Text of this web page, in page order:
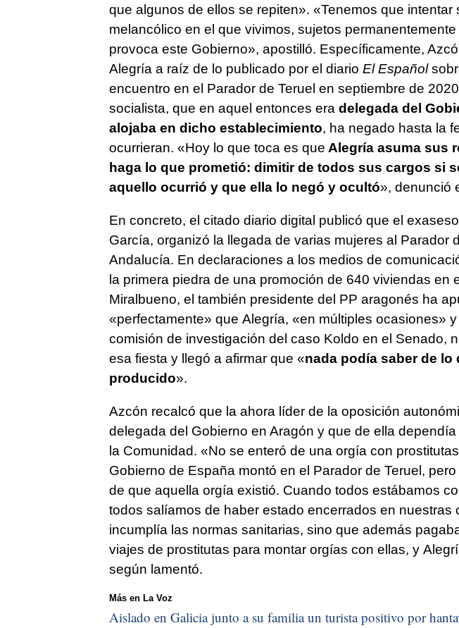
que algunos de ellos se repiten». «Tenemos que intentar
melancólico en el que vivimos, sujetos
provoca este Gobierno», apostilló. Específicamente,
Alegría a raíz de lo publicado por el diario El Español
encuentro en el Parador de Teruel en septiembre de
socialista, que en aquel entonces era delegada del
alojaba en dicho establecimiento, ha negado hasta la
ocurrieran. «Hoy lo que toca es que Alegría asuma sus
haga lo que prometió: dimitir de todos sus cargos si
aquello ocurrió y que ella lo negó y ocultó», denunció
En concreto, el citado diario digital publicó que el
García, organizó la llegada de varias mujeres al Parador
Andalucía. En declaraciones a los medios de
la primera piedra de una promoción de 640 viviendas en
Miralbueno, el también presidente del PP aragonés ha
«perfectamente» que Alegría, «en múltiples ocasiones»
comisión de investigación del caso Koldo en el Senado,
esa fiesta y llegó a afirmar que «nada podía saber de lo
producido».
Azcón recalcó que la ahora líder de la oposición
delegada del Gobierno en Aragón y que de ella
la Comunidad. «No se enteró de una orgía con
Gobierno de España montó en el Parador de Teruel,
de que aquella orgía existió. Cuando todos estábamos
todos salíamos de haber estado encerrados en nuestras
incumplía las normas sanitarias, sino que además
viajes de prostitutas para montar orgías con ellas, y
según lamentó.
Más en La Voz
Aislado en Galicia junto a su familia un turista positivo por